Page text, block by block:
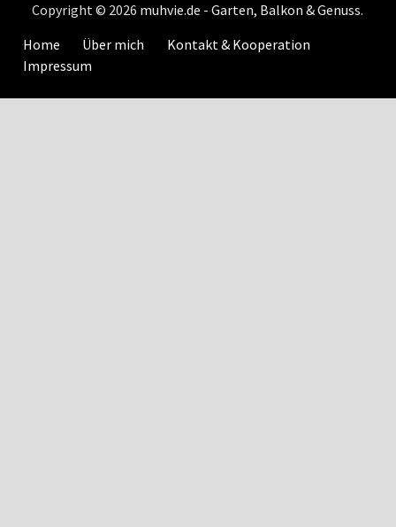
Copyright © 2026 muhvie.de - Garten, Balkon & Genuss.
Home
Über mich
Kontakt & Kooperation
Impressum